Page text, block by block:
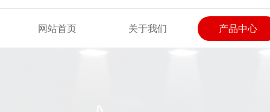
网站首页 关于我们 产品中心